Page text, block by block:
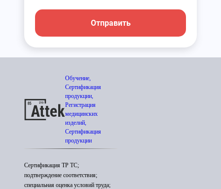
Отправить
Обучение,
Сертификация
продукции,
Регистрация
медицинских
изделий,
Сертификация
продукции
Сертификация ТР ТС;
подтверждение соответствия;
специальная оценка условий труда;